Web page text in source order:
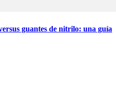
guantes de nitrilo: una guía